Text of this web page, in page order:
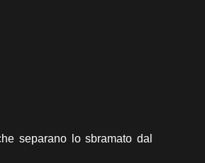
separano lo sbramato dal